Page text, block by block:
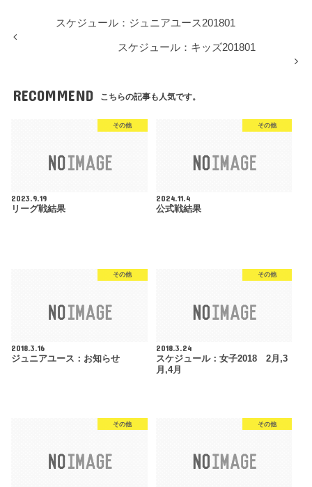
スケジュール：ジュニアユース201801
スケジュール：キッズ201801
RECOMMEND こちらの記事も人気です。
その他
2023.9.19
リーグ戦結果
その他
2024.11.4
公式戦結果
その他
2018.3.16
ジュニアユース：お知らせ
その他
2018.3.24
スケジュール：女子2018 2月,3
月,4月
その他 その他